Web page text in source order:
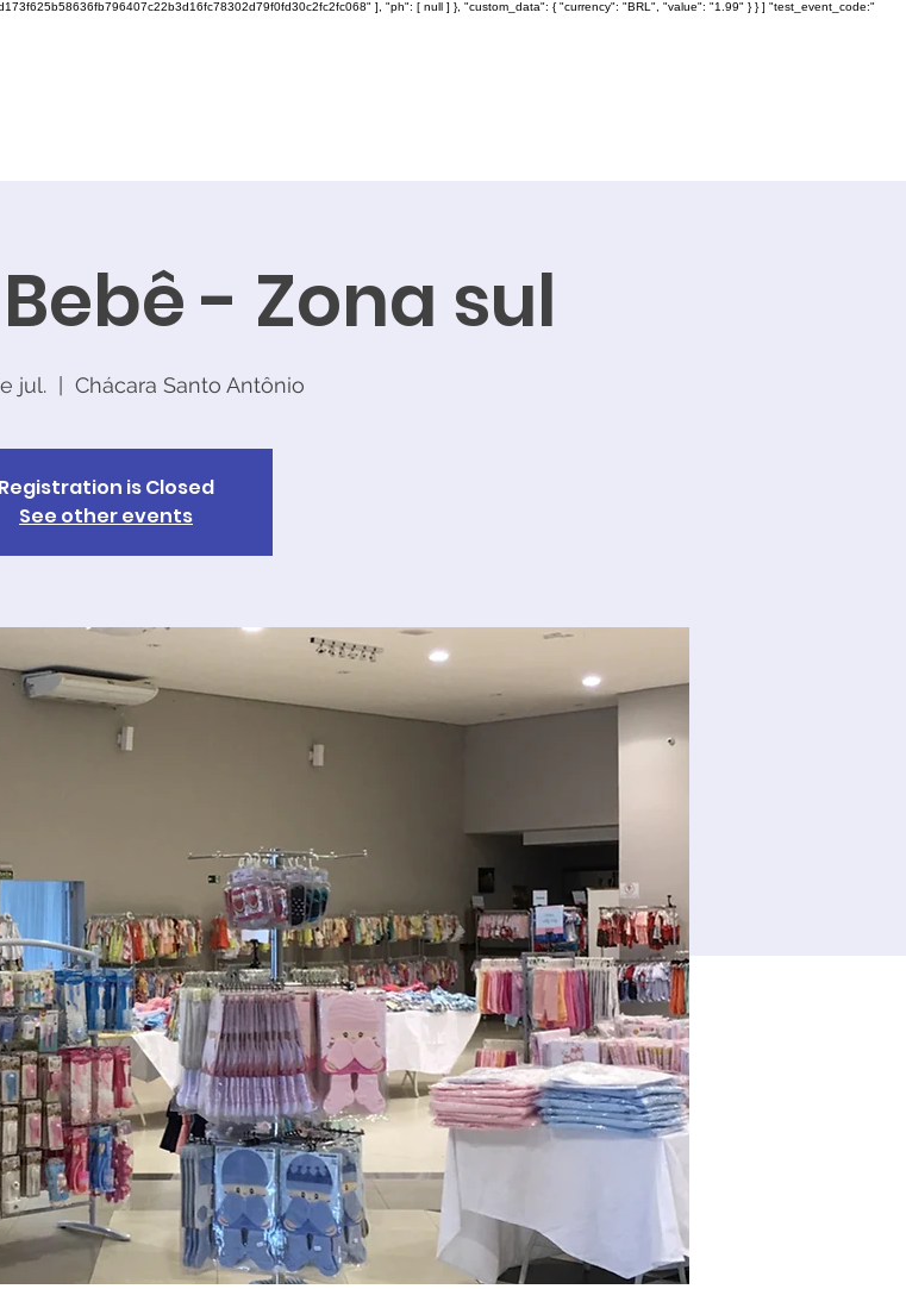
], "ph": [ null ] }, "custom_data": { "currency": "BRL", "value": "1.99" } } ] "test_event_code:"
- Zona sul
jul.
  |
Chácara Santo Antônio
Registration is Closed
See other events